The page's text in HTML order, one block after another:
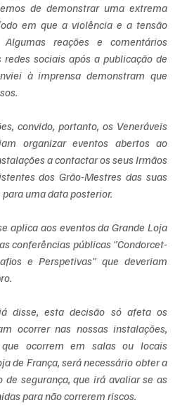
de demonstrar uma extrema
em que a violência e a tensão
reações e comentários
redes sociais após a publicação de
à imprensa demonstram que
convido, portanto, os Veneráveis
organizar eventos abertos ao
a contactar os seus Irmãos
dos Grão-Mestres das suas
uma data posterior.
aplica aos eventos da Grande Loja
conferências públicas "Condorcet-
e Perspetivas" que deveriam
disse, esta decisão só afeta os
ocorrer nas nossas instalações,
ocorrem em salas ou locais
de França, será necessário obter a
de segurança, que irá avaliar se as
para não correrem riscos.